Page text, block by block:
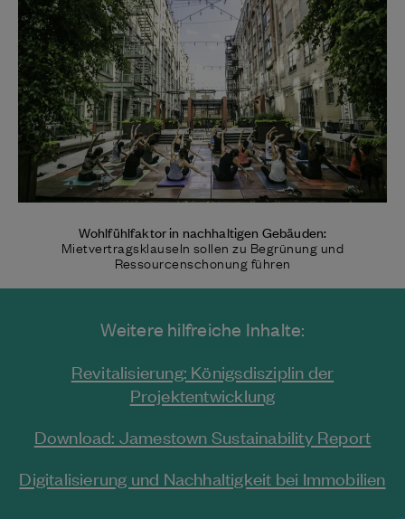
Wohlfühlfaktor in nachhaltigen Gebäuden:
Mietvertragsklauseln sollen zu Begrünung und
Ressourcenschonung führen
Weitere hilfreiche Inhalte:
Revitalisierung: Königsdisziplin der
Projektentwicklung
Download: Jamestown Sustainability Report
Digitalisierung und Nachhaltigkeit bei Immobilien